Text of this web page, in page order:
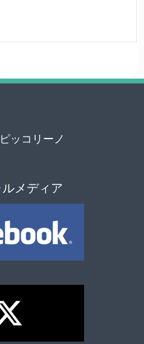
ッコリーノ
メディア